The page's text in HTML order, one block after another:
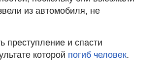
из автомобиля, не
преступление и спасти
которой погиб человек.